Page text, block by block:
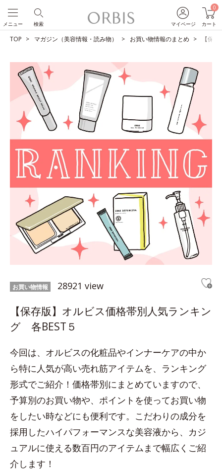
マイページ
0
カート
検索
メニュー
TOP マガジン（美容情報・読み物） お買い物情報のまとめ 【保
お買い物情報 28921 view
【保存版】オルビス価格帯別人気ランキン
グ 各BEST５
今回は、オルビスの化粧品やインナーケアの中か
ら特に人気が高い売れ筋アイテムを、ランキング
形式でご紹介！価格帯別にまとめていますので、
予算別のお買い物や、ポイントを使ってお買い物
をしたい時などにも便利です。こだわりの成分を
採用したハイパフォーマンスな美容液から、カジ
ュアルに使える数百円のアイテムまで幅広くご紹
介します！